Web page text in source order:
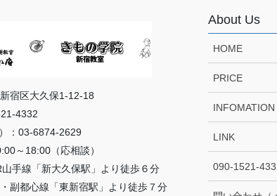
宿区大久保1-12-18
4332
：03-6874-2629
～18:00（応相談）
手線「新大久保駅」より徒歩６分
副都心線「東新宿駅」より徒歩７分
About Us
HOME
PRICE
INFOMATION
LINK
090-1521-